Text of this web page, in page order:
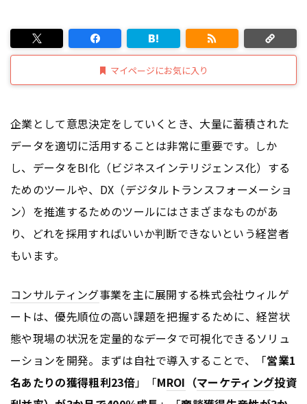
マイページにお気に入り
企業として意思決定をしていくとき、大量に蓄積された
データを適切に活用することは非常に重要です。しか
し、データをBI化（ビジネスインテリジェンス化）する
ためのツールや、DX（デジタルトランスフォーメーショ
ン）を推進するためのツールにはさまざまなものがあ
り、どれを採用すればいいか判断できないという経営者
もいます。
コンサルティング事業を主に展開する株式会社ウィルゲ
ートは、優先順位の高い課題を把握するために、経営状
態や現場の状況を定量的なデータで可視化できるソリュ
ーションを開発。まずは自社で導入することで、「営業1
名あたりの獲得粗利23倍」「MROI （マーケティング投資